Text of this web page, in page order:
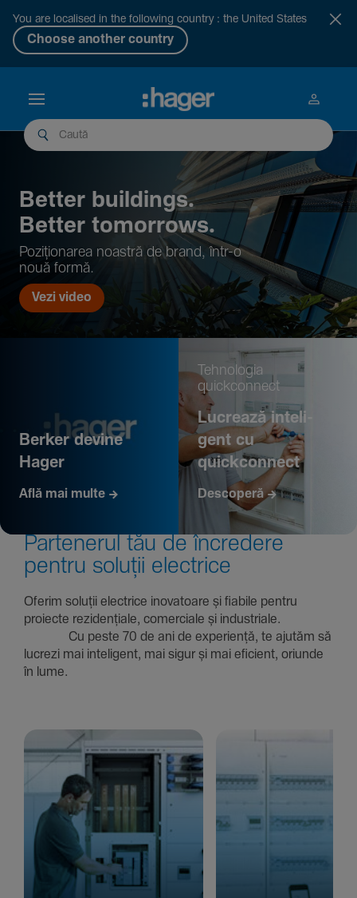
You are localised in the following country : the United States
Choose another country
Better buil­dings.
Better tomor­rows.
Pozi­țio­narea noastră de brand, într-o
nouă formă.
Vezi video
Berker devine
Hager
Află mai multe
Tehno­logia
quickconnect
Lucrează inte­li­
gent cu
quickconnect
Descoperă
Parte­nerul tău de încre­dere
pentru soluții electrice
Oferim soluții electrice inova­toare și fiabile pentru
proiecte rezi­den­țiale, comer­ciale și indus­triale.
Cu peste 70 de ani de expe­riență, te ajutăm să
lucrezi mai inte­li­gent, mai sigur și mai eficient, oriunde
în lume.